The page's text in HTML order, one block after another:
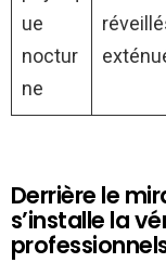
ue
noctur
ne
Derrière le
s’installe la